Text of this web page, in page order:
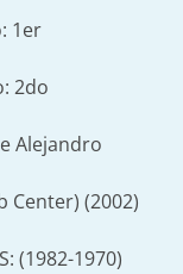
1er
2do
Alejandro
Center) (2002)
(1982-1970)